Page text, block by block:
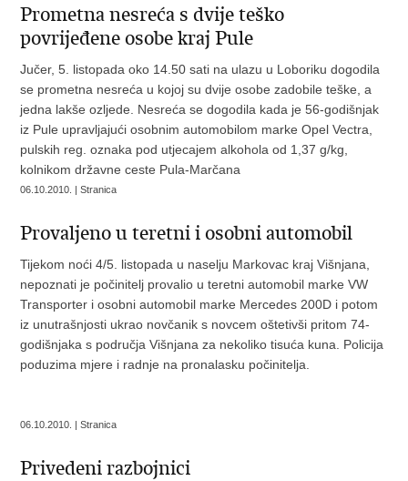
Prometna nesreća s dvije teško
povrijeđene osobe kraj Pule
Jučer, 5. listopada oko 14.50 sati na ulazu u Loboriku dogodila
se prometna nesreća u kojoj su dvije osobe zadobile teške, a
jedna lakše ozljede. Nesreća se dogodila kada je 56-godišnjak
iz Pule upravljajući osobnim automobilom marke Opel Vectra,
pulskih reg. oznaka pod utjecajem alkohola od 1,37 g/kg,
kolnikom državne ceste Pula-Marčana
06.10.2010. | Stranica
Provaljeno u teretni i osobni automobil
Tijekom noći 4/5. listopada u naselju Markovac kraj Višnjana,
nepoznati je počinitelj provalio u teretni automobil marke VW
Transporter i osobni automobil marke Mercedes 200D i potom
iz unutrašnjosti ukrao novčanik s novcem oštetivši pritom 74-
godišnjaka s područja Višnjana za nekoliko tisuća kuna. Policija
poduzima mjere i radnje na pronalasku počinitelja.
06.10.2010. | Stranica
Privedeni razbojnici